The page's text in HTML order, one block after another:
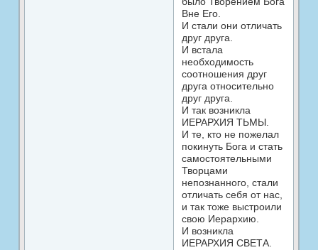
Вне Его.
И стали они отличать
друг друга.
И встала
необходимость
соотношения друг
друга относительно
друг друга.
И так возникла
ИЕРАРХИЯ ТЬМЫ.
И те, кто не пожелал
покинуть Бога и стать
самостоятельными
Творцами
непознанного, стали
отличать себя от нас,
и так тоже выстроили
свою Иерархию.
И возникла
ИЕРАРХИЯ СВЕТА.